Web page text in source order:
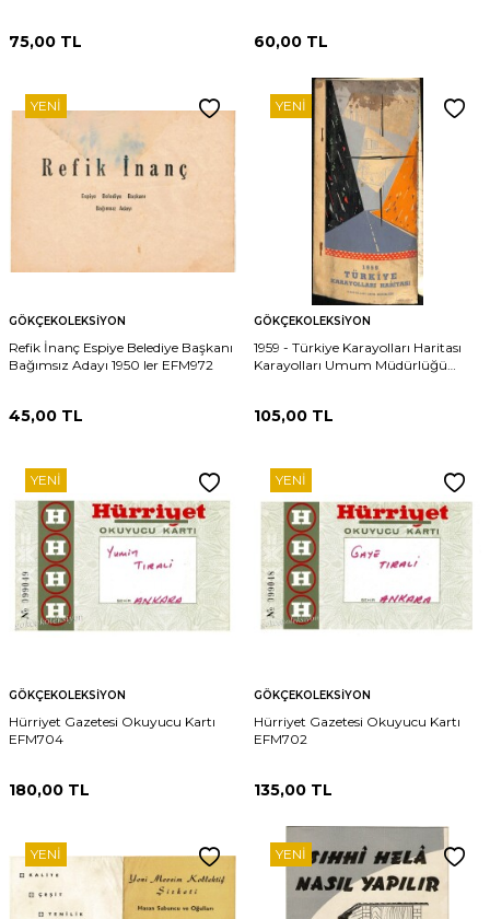
75,00 TL 60,00 TL
YENI
GÖKÇEKOLEKSIYON
Refik İnanç Espiye Belediye Başkanı
Bağımsız Adayı 1950 ler EFM972
45,00 TL
YENI
GÖKÇEKOLEKSIYON
1959 - Türkiye Karayolları Haritası
Karayolları Umum Müdürlüğü
105,00 TL
YENI
GÖKÇEKOLEKSIYON
Hürriyet Gazetesi Okuyucu Kartı
EFM704
180,00 TL
YENI
GÖKÇEKOLEKSIYON
Hürriyet Gazetesi Okuyucu Kartı
EFM702
135,00 TL
YENI YENI